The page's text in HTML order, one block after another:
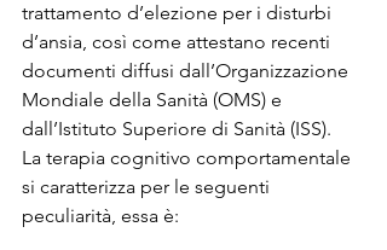
trattamento d’elezione per i disturbi
d’ansia, così come attestano recenti
documenti diffusi dall’Organizzazione
Mondiale della Sanità (OMS) e
dall’Istituto Superiore di Sanità (ISS).
La terapia cognitivo comportamentale
si caratterizza per le seguenti
peculiarità, essa è: